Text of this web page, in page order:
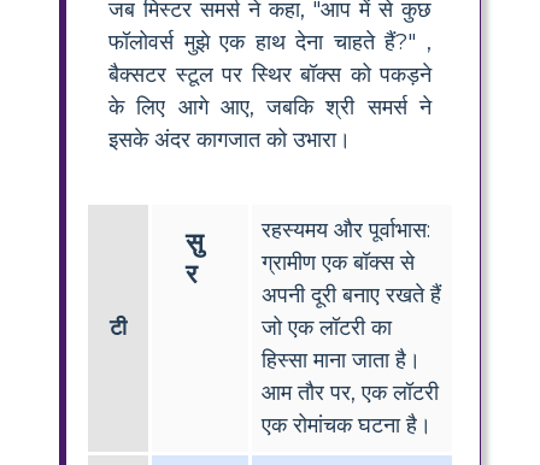
जब मिस्टर समर्स ने कहा, "आप में से कुछ
फॉलोवर्स मुझे एक हाथ देना चाहते हैं?" ,
बैक्सटर स्टूल पर स्थिर बॉक्स को पकड़ने
के लिए आगे आए, जबकि श्री समर्स ने
इसके अंदर कागजात को उभारा।
टी
सु
र
रहस्यमय और पूर्वाभास:
ग्रामीण एक बॉक्स से
अपनी दूरी बनाए रखते हैं
जो एक लॉटरी का
हिस्सा माना जाता है।
आम तौर पर, एक लॉटरी
एक रोमांचक घटना है।